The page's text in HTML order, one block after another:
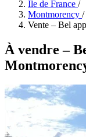
Ile de France /
Montmorency /
Vente – Bel
À vendre –